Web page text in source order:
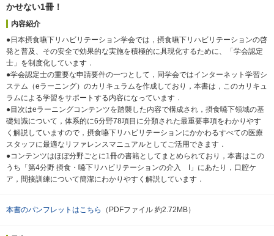
かせない1冊！
内容紹介
●日本摂食嚥下リハビリテーション学会では，摂食嚥下リハビリテーションの啓
発と普及、その安全で効果的な実施を積極的に具現化するために、「学会認定
士」を制度化しています．
●学会認定士の重要な申請要件の一つとして，同学会ではインターネット学習シ
ステム（eラーニング）のカリキュラムを作成しており，本書は，このカリキュ
ラムによる学習をサポートする内容になっています．
●目次はeラーニングコンテンツを踏襲した内容で構成され，摂食嚥下領域の基
礎知識について，体系的に6分野78項目に分類された最重要事項をわかりやす
く解説していますので，摂食嚥下リハビリテーションにかかわるすべての医療
スタッフに最適なリファレンスマニュアルとしてご活用できます．
●コンテンツはほぼ分野ごとに1冊の書籍としてまとめられており，本書はこの
うち「第4分野 摂食・嚥下リハビリテーションの介入 I」にあたり，口腔ケ
ア，間接訓練について簡潔にわかりやすく解説しています．
本書のパンフレットはこちら （PDFファイル 約2.72MB）